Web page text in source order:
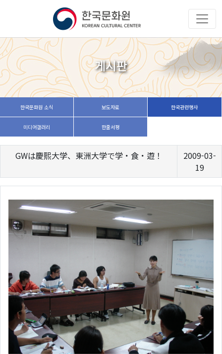
게시판
한국문화원 소식 보도자료 한국관련행사
미디어갤러리 한줄서평
GWは慶熙大学、東洲大学で学・食・遊！
2009-03-
19